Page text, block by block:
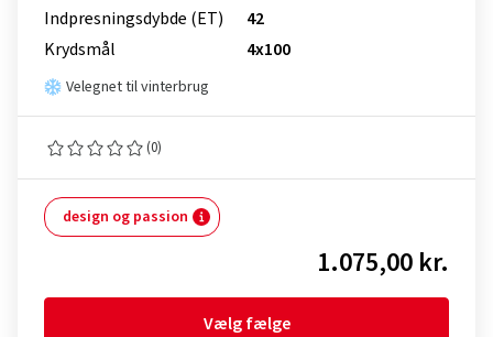
Indpresnings­dybde (ET)
42
Krydsmål
4x100
Velegnet til vinterbrug
(0)
design og passion
1.075,00 kr.
Vælg fælge